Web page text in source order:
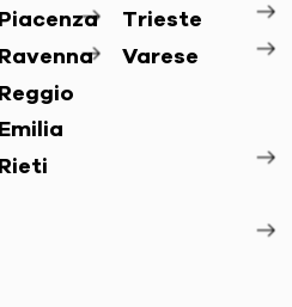
Piacenza
Ravenna
Reggio
Emilia
Rieti
Trieste
Varese